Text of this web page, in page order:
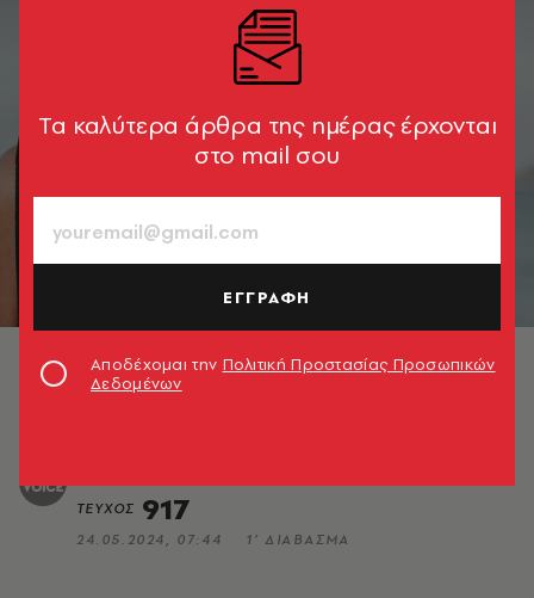
© Constantin Panagopoulos / Unsplash
Αφιέρωμα: Καλοκαίρι με υγεία
17 άρθρα για την υγεία μας. Γιατί η πρόληψη είναι
ΤΕΥΧΟΣ 917
24.05.2024, 07:44 1’ ΔΙΑΒΑΣΜΑ
Tα καλύτερα άρθρα της ημέρας έρχονται
στο mail σου
ΕΓΓΡΑΦΗ
Αποδέχομαι την Πολιτική Προστασίας Προσωπικών
Δεδομένων